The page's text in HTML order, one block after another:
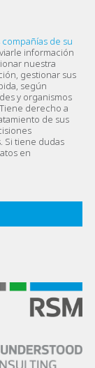
compañías de su
información
nuestra
gestionar sus
según
y organismos
derecho a
de sus
Si tiene dudas
en